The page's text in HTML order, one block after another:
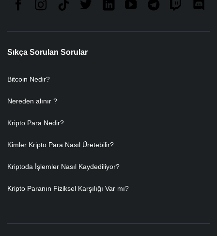
Sıkça Sorulan Sorular
Bitcoin Nedir?
Nereden alınır ?
Kripto Para Nedir?
Kimler Kripto Para Nasıl Üretebilir?
Kriptoda İşlemler Nasıl Kaydediliyor?
Kripto Paranın Fiziksel Karşılığı Var mı?